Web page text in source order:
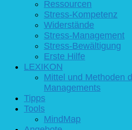
Ressourcen
Stress-Kompetenz
Widerstände
Stress-Management
Stress-Bewältigung
Erste Hilfe
LEXIKON
Mittel und Methoden
Managements
Tipps
Tools
MindMap